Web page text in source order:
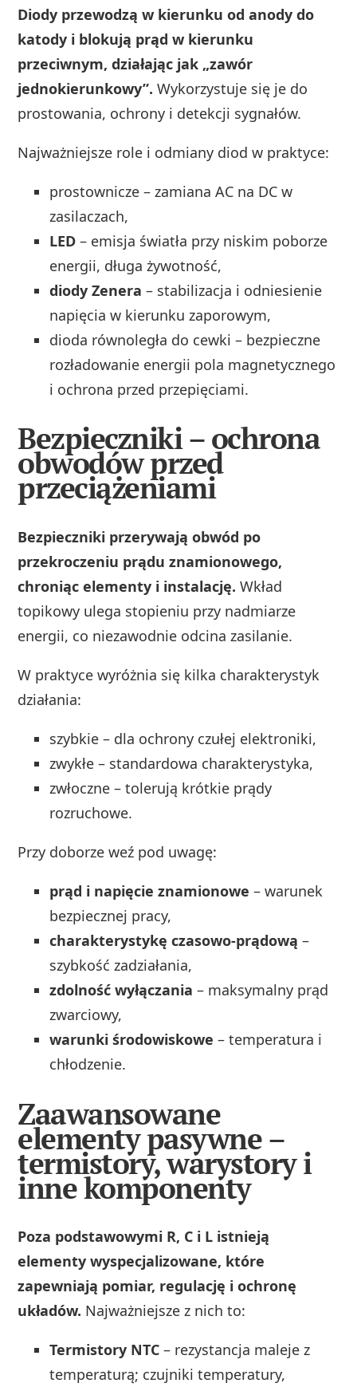
Diody przewodzą w kierunku od anody do
katody i blokują prąd w kierunku
przeciwnym, działając jak „zawór
jednokierunkowy”. Wykorzystuje się je do
prostowania, ochrony i detekcji sygnałów.
Najważniejsze role i odmiany diod w praktyce:
prostownicze – zamiana AC na DC w
zasilaczach,
LED – emisja światła przy niskim poborze
energii, długa żywotność,
diody Zenera – stabilizacja i odniesienie
napięcia w kierunku zaporowym,
dioda równoległa do cewki – bezpieczne
rozładowanie energii pola magnetycznego
i ochrona przed przepięciami.
Bezpieczniki – ochrona
obwodów przed
przeciążeniami
Bezpieczniki przerywają obwód po
przekroczeniu prądu znamionowego,
chroniąc elementy i instalację. Wkład
topikowy ulega stopieniu przy nadmiarze
energii, co niezawodnie odcina zasilanie.
W praktyce wyróżnia się kilka charakterystyk
działania:
szybkie – dla ochrony czułej elektroniki,
zwykłe – standardowa charakterystyka,
zwłoczne – tolerują krótkie prądy
rozruchowe.
Przy doborze weź pod uwagę:
prąd i napięcie znamionowe – warunek
bezpiecznej pracy,
charakterystykę czasowo-prądową –
szybkość zadziałania,
zdolność wyłączania – maksymalny prąd
zwarciowy,
warunki środowiskowe – temperatura i
chłodzenie.
Zaawansowane
elementy pasywne –
termistory, warystory i
inne komponenty
Poza podstawowymi R, C i L istnieją
elementy wyspecjalizowane, które
zapewniają pomiar, regulację i ochronę
układów. Najważniejsze z nich to:
Termistory NTC – rezystancja maleje z
temperaturą; czujniki temperatury,